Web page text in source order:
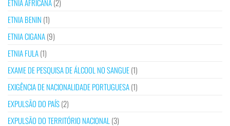
ETNIA AFRICANA(2)
ETNIA BENIN (1)
ETNIA CIGANA(9)
ETNIA FULA(1)
EXAME DE PESQUISA DE ÁLCOOL NO SANGUE(1)
EXIGÊNCIA DE NACIONALIDADE PORTUGUESA(1)
EXPULSÃO DO PAÍS(2)
EXPULSÃO DO TERRITÓRIO NACIONAL (3)